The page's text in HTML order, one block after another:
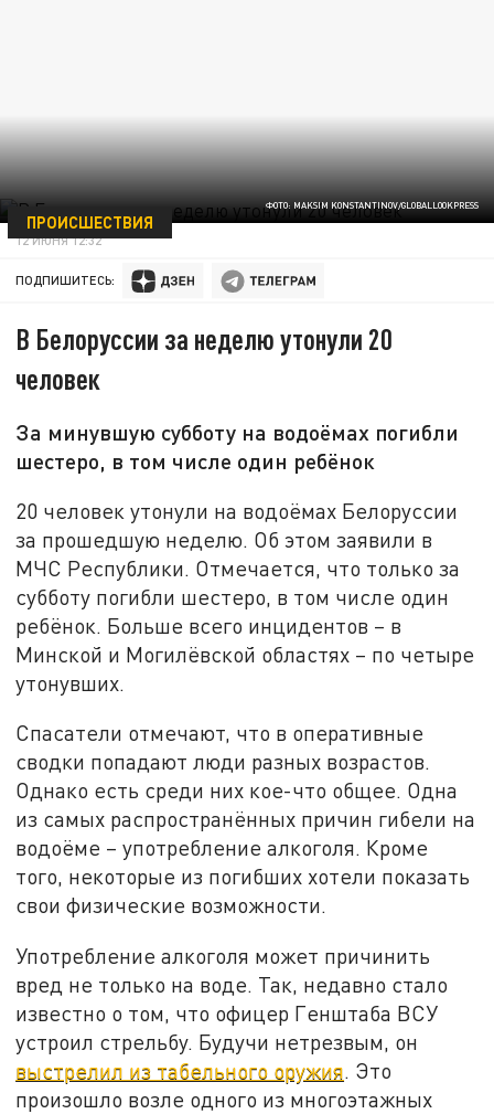
ФОТО: MAKSIM KONSTANTINOV/GLOBALLOOKPRESS
ПРОИСШЕСТВИЯ
12 ИЮНЯ 12:32
ПОДПИШИТЕСЬ:
В Белоруссии за неделю утонули 20
человек
За минувшую субботу на водоёмах погибли
шестеро, в том числе один ребёнок
20 человек утонули на водоёмах Белоруссии
за прошедшую неделю. Об этом заявили в
МЧС Республики. Отмечается, что только за
субботу погибли шестеро, в том числе один
ребёнок. Больше всего инцидентов – в
Минской и Могилёвской областях – по четыре
утонувших.
Спасатели отмечают, что в оперативные
сводки попадают люди разных возрастов.
Однако есть среди них кое-что общее. Одна
из самых распространённых причин гибели на
водоёме – употребление алкоголя. Кроме
того, некоторые из погибших хотели показать
свои физические возможности.
Употребление алкоголя может причинить
вред не только на воде. Так, недавно стало
известно о том, что офицер Генштаба ВСУ
устроил стрельбу. Будучи нетрезвым, он
выстрелил из табельного оружия. Это
произошло возле одного из многоэтажных